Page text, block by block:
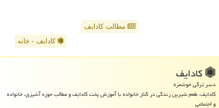
مطالب کادایف
کادایف - خانه
كادایف
دسر ترکی خوشمزه
کادایف، طعم شیرین زندگی در کنار خانواده با آموزش پخت کادایف و مطالب حوزه آشپزی، خانواده
و اجتماعی